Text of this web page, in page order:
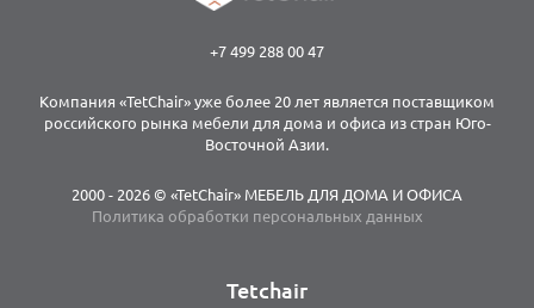
+7 499 288 00 47
Компания «TetChair» уже более 20 лет является поставщиком
российского рынка мебели для дома и офиса из стран Юго-
Восточной Азии.
2000 - 2026 © «TetChair» МЕБЕЛЬ ДЛЯ ДОМА И ОФИСА
Политика обработки персональных данных
Tetchair